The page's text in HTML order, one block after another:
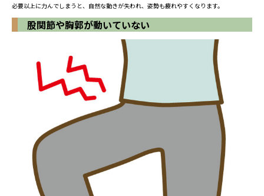
必要以上に力んでしまうと、自然な動きが失われ、姿勢も疲れやすくなります。
股関節や胸郭が動いていない